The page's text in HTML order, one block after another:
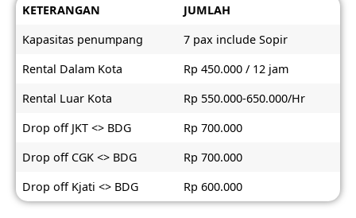
KETERANGAN
JUMLAH
Kapasitas penumpang
7 pax include Sopir
Rental Dalam Kota
Rp 450.000 / 12 jam
Rental Luar Kota
Rp 550.000-650.000/Hr
Drop off JKT <> BDG
Rp 700.000
Drop off CGK <> BDG
Rp 700.000
Drop off Kjati <> BDG
Rp 600.000